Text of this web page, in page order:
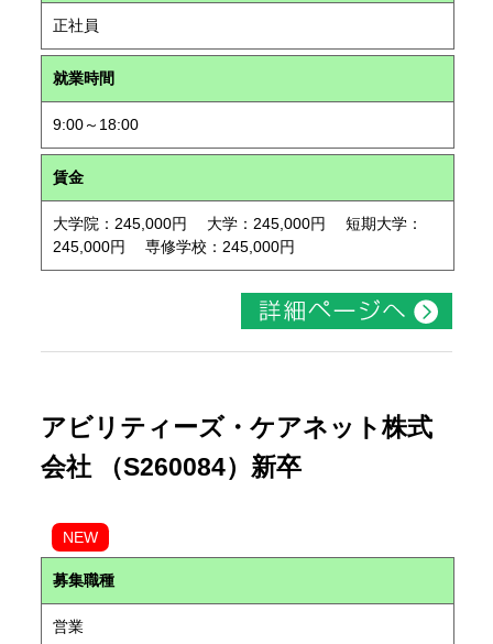
正社員
就業時間
9:00～18:00
賃金
大学院：245,000円 大学：245,000円 短期大学：
245,000円 専修学校：245,000円
アビリティーズ・ケアネット株式
会社 （S260084）新卒
NEW
募集職種
営業